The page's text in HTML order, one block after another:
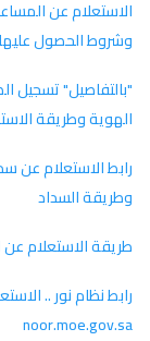
وشروط الحصول عليها
الهوية وطريقة
وطريقة السداد
طريقة الاستعلام
رابط نظام نور ..
noor.moe.gov.sa